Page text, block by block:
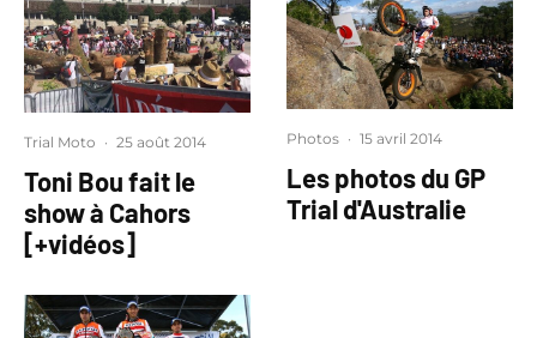
Trial Moto · 25 août 2014
Toni Bou fait le
show à Cahors
[+vidéos]
Photos · 15 avril 2014
Les photos du GP
Trial d'Australie